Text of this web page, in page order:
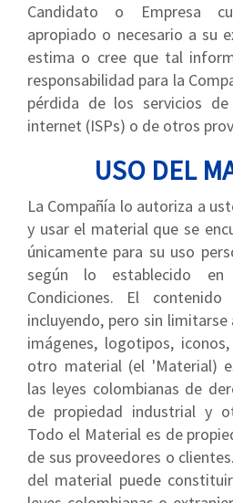
Candidato o Empresa
apropiado o necesario a su
estima o cree que tal
responsabilidad para la
pérdida de los servicios
internet (ISPs) o de otros
USO DEL
La Compañía lo autoriza a
y usar el material que se
únicamente para su uso
según lo establecido
Condiciones. El
incluyendo, pero sin
imágenes, logotipos,
otro material (el 'Material)
las leyes colombianas de
de propiedad industrial y
Todo el Material es de
de sus proveedores o
del material puede